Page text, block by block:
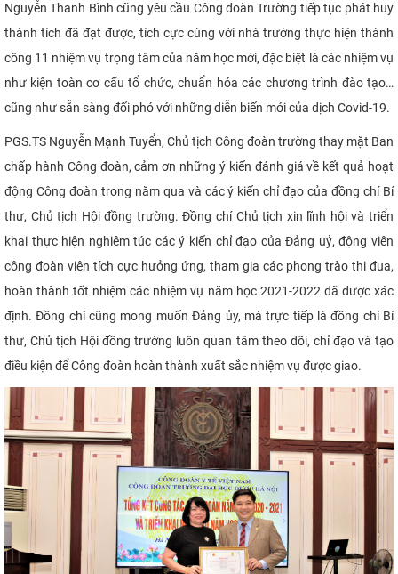
Nguyễn Thanh Bình cũng yêu cầu Công đoàn Trường tiếp tục phát huy
thành tích đã đạt được, tích cực cùng với nhà trường thực hiện thành
công 11 nhiệm vụ trọng tâm của năm học mới, đặc biệt là các nhiệm vụ
như kiện toàn cơ cấu tổ chức, chuẩn hóa các chương trình đào tạo…
cũng như sẵn sàng đối phó với những diễn biến mới của dịch Covid-19.
PGS.TS Nguyễn Mạnh Tuyển, Chủ tịch Công đoàn trường thay mặt Ban
chấp hành Công đoàn, cảm ơn những ý kiến đánh giá về kết quả hoạt
động Công đoàn trong năm qua và các ý kiến chỉ đạo của đồng chí Bí
thư, Chủ tịch Hội đồng trường. Đồng chí Chủ tịch xin lĩnh hội và triển
khai thực hiện nghiêm túc các ý kiến chỉ đạo của Đảng uỷ, động viên
công đoàn viên tích cực hưởng ứng, tham gia các phong trào thi đua,
hoàn thành tốt nhiệm các nhiệm vụ năm học 2021-2022 đã được xác
định. Đồng chí cũng mong muốn Đảng ủy, mà trực tiếp là đồng chí Bí
thư, Chủ tịch Hội đồng trường luôn quan tâm theo dõi, chỉ đạo và tạo
điều kiện để Công đoàn hoàn thành xuất sắc nhiệm vụ được giao.